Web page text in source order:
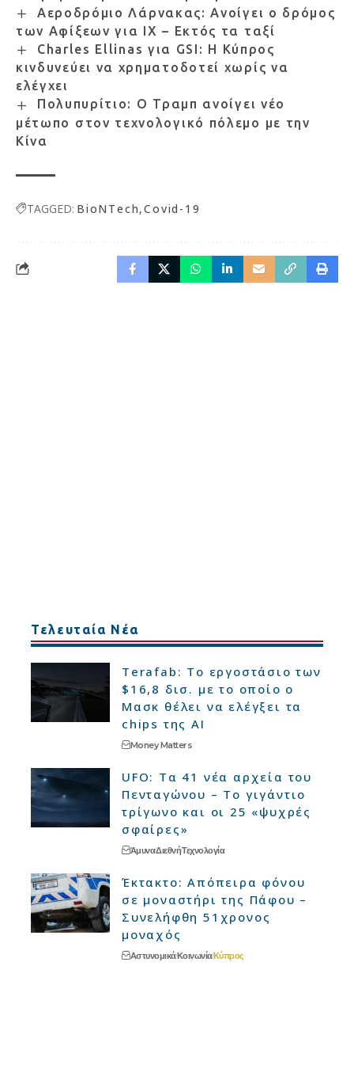
Αεροδρόμιο Λάρνακας: Ανοίγει ο δρόμος
των Αφίξεων για ΙΧ – Εκτός τα ταξί
Charles Ellinas για GSI: Η Κύπρος
κινδυνεύει να χρηματοδοτεί χωρίς να
ελέγχει
Πολυπυρίτιο: Ο Τραμπ ανοίγει νέο
μέτωπο στον τεχνολογικό πόλεμο με την
Κίνα
TAGGED: BioNTech Covid-19
Τελευταία Νέα
Terafab: Το εργοστάσιο των
$16,8 δισ. με το οποίο ο
Μασκ θέλει να ελέγξει τα
chips της AI
Money Matters
UFO: Τα 41 νέα αρχεία του
Πενταγώνου – Το γιγάντιο
τρίγωνο και οι 25 «ψυχρές
σφαίρες»
ΆμυναΔιεθνήΤεχνολογία
Έκτακτο: Απόπειρα φόνου
σε μοναστήρι της Πάφου –
Συνελήφθη 51χρονος
μοναχός
ΑστυνομικάΚοινωνίαΚύπρος